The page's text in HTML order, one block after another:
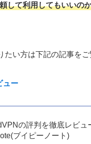
して利用してもいいの
い方は下記の記事をご
ュー
の評判を徹底レビ
ブイピーノート)